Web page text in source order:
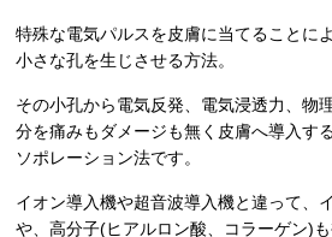
特殊な電気パルスを皮膚に当てることに
小さな孔を生じさせる方法。
その小孔から電気反発、電気浸透力、物
分を痛みもダメージも無く皮膚へ導入す
ソポレーション法です。
イオン導入機や超音波導入機と違って、
や、高分子(ヒアルロン酸、コラーゲン)